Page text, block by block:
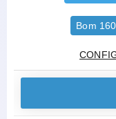
Bom